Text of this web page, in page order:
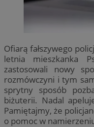
Ofiarą fałszywego
letnia mieszkanka
zastosowali nowy
rozmówczyni i tym
sprytny sposób
biżuterii. Nadal
Pamiętajmy, że
o pomoc w